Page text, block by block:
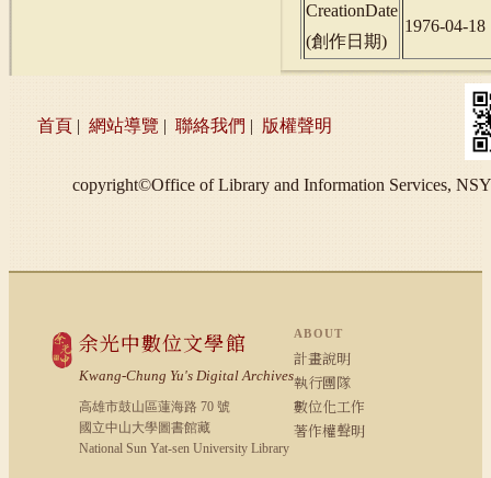
CreationDate
(創作日期)
1976-04-18
首頁 | 網站導覽 | 聯絡我們 | 版權聲明
copyright©Office of Library and Information Services,
余光中數位文學館
Kwang-Chung Yu's Digital Archives
高雄市鼓山區蓮海路 70 號
國立中山大學圖書館藏
National Sun Yat-sen University Library
ABOUT
計畫說明
執行團隊
數位化工作
著作權聲明